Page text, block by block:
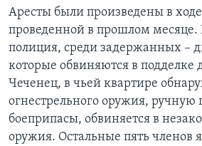
Аресты были произведены в
проведенной в прошлом месяце.
полиция, среди задержанных –
которые обвиняются в подделке
Чеченец, в чьей квартире
огнестрельного оружия, ручную
боеприпасы, обвиняется в
оружия. Остальные пять членов